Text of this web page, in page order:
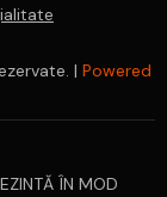
| Powered
ÎN MOD